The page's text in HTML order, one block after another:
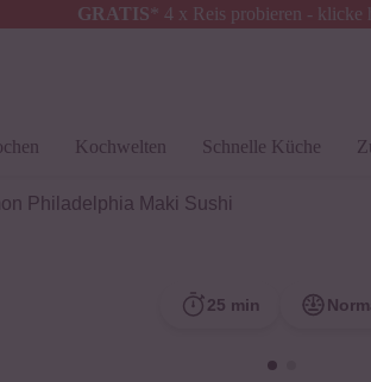
GRATIS * 4 x Reis probieren -
Kochwelten Schnelle Küche
Philadelphia Maki Sushi
25 min